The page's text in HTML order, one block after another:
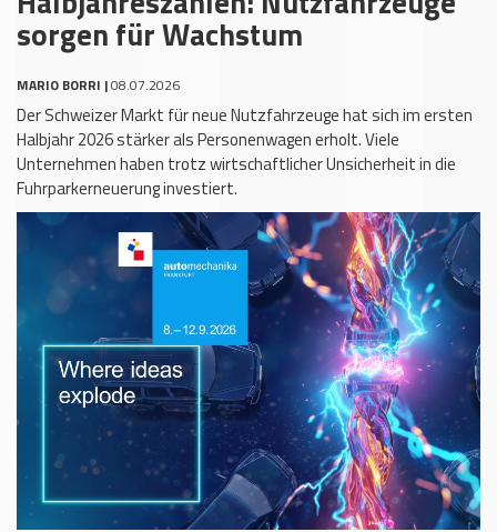
sorgen für Wachstum
MARIO BORRI |08.07.2026
Der Schweizer Markt für neue Nutzfahrzeuge hat sich im ersten
Halbjahr 2026 stärker als Personenwagen erholt. Viele
Unternehmen haben trotz wirtschaftlicher Unsicherheit in die
Fuhrparkerneuerung investiert.